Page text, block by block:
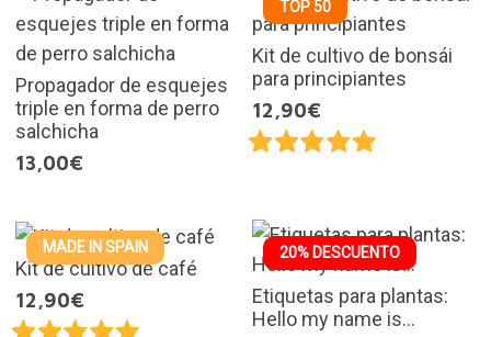
Propagador de esquejes
triple en forma de perro
salchicha
13,00€
TOP 50
Kit de cultivo de bonsái
para principiantes
12,90€
MADE IN SPAIN
Kit de cultivo de café
12,90€
20% DESCUENTO
Etiquetas para plantas:
Hello my name is...